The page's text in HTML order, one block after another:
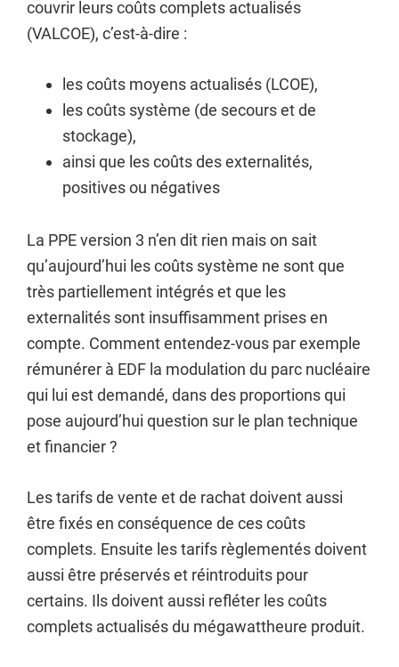
couvrir leurs coûts complets actualisés
(VALCOE), c’est-à-dire :
les coûts moyens actualisés (LCOE),
les coûts système (de secours et de
stockage),
ainsi que les coûts des externalités,
positives ou négatives
La PPE version 3 n’en dit rien mais on sait
qu’aujourd’hui les coûts système ne sont que
très partiellement intégrés et que les
externalités sont insuffisamment prises en
compte. Comment entendez-vous par exemple
rémunérer à EDF la modulation du parc nucléaire
qui lui est demandé, dans des proportions qui
pose aujourd’hui question sur le plan technique
et financier ?
Les tarifs de vente et de rachat doivent aussi
être fixés en conséquence de ces coûts
complets. Ensuite les tarifs règlementés doivent
aussi être préservés et réintroduits pour
certains. Ils doivent aussi refléter les coûts
complets actualisés du mégawattheure produit.